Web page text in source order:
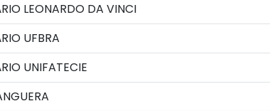
LEONARDO DA VINCI
UFBRA
UNIFATECIE